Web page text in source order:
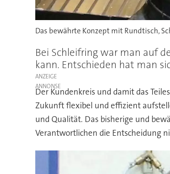
Das bewährte Konzept mit Rundtisch,
Bei Schleifring war man auf
kann. Entschieden hat man
ANZEIGE
Der Kundenkreis und damit das
Zukunft flexibel und effizient
und Qualität. Das bisherige und
Verantwortlichen die Entscheidung